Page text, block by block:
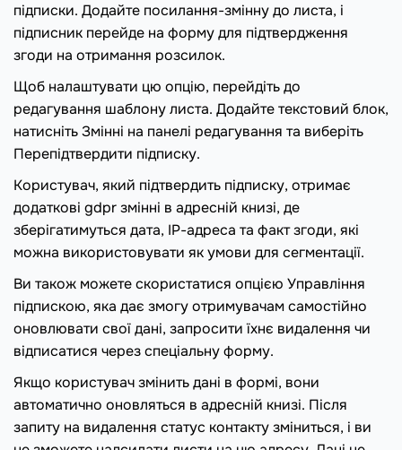
підписки. Додайте посилання-змінну до листа, і
підписник перейде на форму для підтвердження
згоди на отримання розсилок.
Щоб налаштувати цю опцію, перейдіть до
редагування шаблону листа. Додайте текстовий блок,
натисніть Змінні на панелі редагування та виберіть
Перепідтвердити підписку.
Користувач, який підтвердить підписку, отримає
додаткові gdpr змінні в адресній книзі, де
зберігатимуться дата, IP-адреса та факт згоди, які
можна використовувати як умови для сегментації.
Ви також можете скористатися опцією Управління
підпискою, яка дає змогу отримувачам самостійно
оновлювати свої дані, запросити їхнє видалення чи
відписатися через спеціальну форму.
Якщо користувач змінить дані в формі, вони
автоматично оновляться в адресній книзі. Після
запиту на видалення статус контакту зміниться, і ви